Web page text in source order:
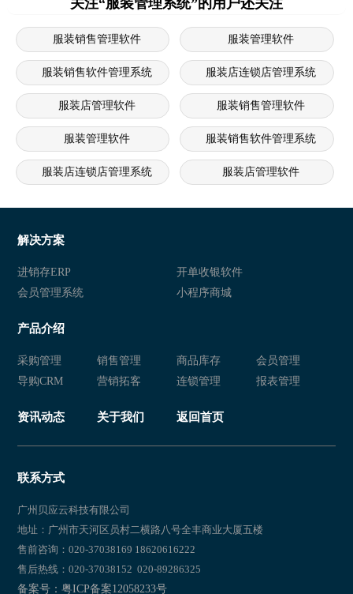
服装销售管理软件 服装管理软件
服装销售软件管理系统 服装店连锁店管理系统
服装店管理软件 服装销售管理软件
服装管理软件 服装销售软件管理系统
服装店连锁店管理系统 服装店管理软件
服装店连锁店管理系统
服装销售软件管理系统 服装店连锁店管理系统
服装店连锁店管理系统
服装店连锁店管理系统
服装店连锁店管理系统
服装管理软件 服装销售管理软件
服装销售软件管理系统
解决方案
进销存ERP
开单收银软件
会员管理系统
小程序商城
产品介绍
采购管理 销售管理 商品库存
会员管理
导购CRM
营销拓客 连锁管理 报表管理
资讯动态 关于我们 返回首页
联系方式
广州贝应云科技有限公司
地址：广州市天河区员村二横路八号全丰商业大厦五楼
售前咨询：020-37038169 18620616222
售后热线：020-37038152 020-89286325
备案号：粤ICP备案12058233号